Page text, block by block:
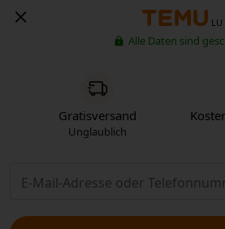
LU
Alle Daten sind
Gratisversand
Unglaublich